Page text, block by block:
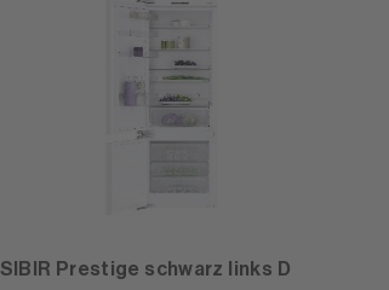
SIBIR Prestige schwarz links D